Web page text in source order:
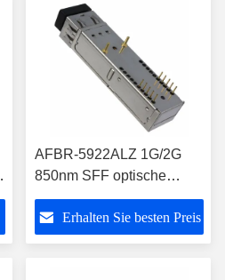
AFBR-5922ALZ 1G/2G
850nm SFF optische
Tranceiver Befolgung
Modul-RoHS-6
Erhalten Sie besten Preis